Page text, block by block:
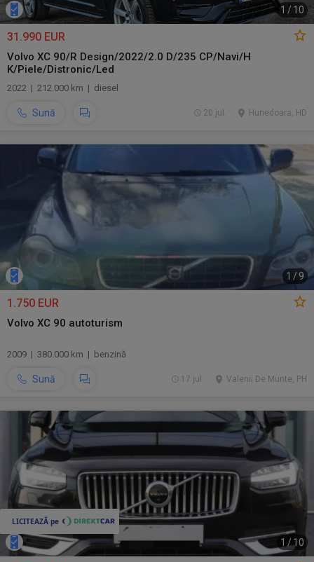
1 / 10
31.990 EUR
Volvo XC 90/R Design/2022/2.0 D/235 CP/Navi/H
K/Piele/Distronic/Led
2022 | 212.000 km | diesel
Sună Hunedoara, HD
20 jul.
1 / 9
1.750 EUR
Volvo XC 90 autoturism
2009 | 380.000 km | benzină
Sună Valenii De Munte, PH
17 jul.
1 /10